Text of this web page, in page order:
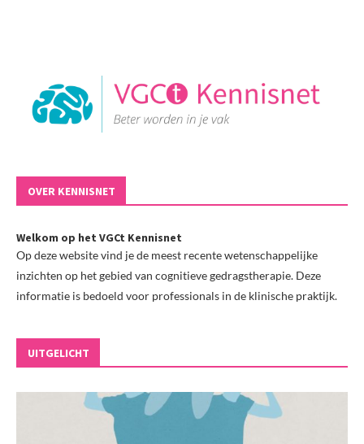
OVER KENNISNET
Welkom op het VGCt Kennisnet
Op deze website vind je de meest recente wetenschappelijke
inzichten op het gebied van cognitieve gedragstherapie. Deze
informatie is bedoeld voor professionals in de klinische praktijk.
UITGELICHT